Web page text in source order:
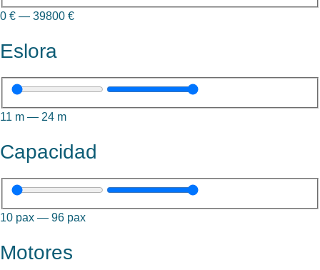
0 € — 39800 €
Eslora
11 m — 24 m
Capacidad
10 pax — 96 pax
Motores